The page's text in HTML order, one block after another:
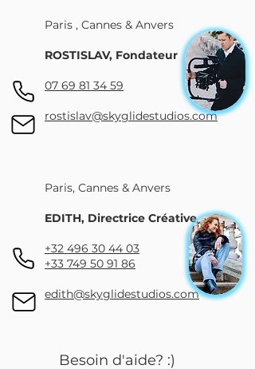
Paris , Cannes & Anvers
ROSTISLAV, Fondateur
07 69 81 34 59
rostislav@skyglidestudios.com
Paris, Cannes & Anvers
EDITH, Directrice Créative
+32 496 30 44 03
+33 749 50 91 86
edith@skyglidestudios.com
Besoin d'aide? :)